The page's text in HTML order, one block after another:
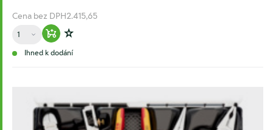
Cena bez DPH2.415,65
Množství
Warenkorb hinzufügen
Zur Wunschliste hinzufügen
Ihned k dodání